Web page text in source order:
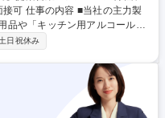
主力製
品や「キッチン用アルコール除
案営業です。 【具体的には】商
に担っていただきます。市場や
提案、 その提案資料の作成
の命や暮らしを守ることに直結
でも殺虫剤事業を展開しており
土日祝休み